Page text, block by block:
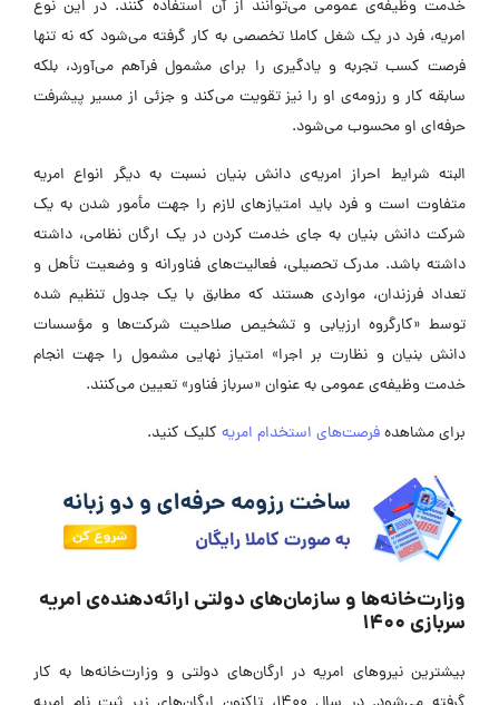
خدمت وظیفه‌ی عمومی می‌توانند از آن استفاده کنند. در این نوع
امریه، فرد در یک شغل کاملا تخصصی به کار گرفته می‌شود که نه تنها
فرصت کسب تجربه و یادگیری را برای مشمول فرآهم می‌آورد، بلکه
سابقه کار و رزومه‌ی او را نیز تقویت می‌کند و جزئی از مسیر پیشرفت
حرفه‌ای او محسوب می‌شود.
البته شرایط احراز امریه‌ی دانش‌ بنیان نسبت به دیگر انواع امریه
متفاوت است و فرد باید امتیازهای لازم را جهت مأمور شدن به یک
شرکت دانش‌ بنیان به جای خدمت کردن در یک ارگان نظامی، داشته
داشته باشد. مدرک تحصیلی، فعالیت‌های فناورانه و وضعیت تأهل و
تعداد فرزندان، مواردی هستند که مطابق با یک جدول تنظیم شده
توسط «کارگروه ارزیابی و تشخیص صلاحیت شرکت‌ها و مؤسسات
دانش‌ بنیان و نظارت بر اجرا» امتیاز نهایی مشمول را جهت انجام
خدمت وظیفه‌ی عمومی به عنوان «سرباز فناور» تعیین می‌کنند.
برای مشاهدهفرصت‌های استخدام امریه کلیک کنید.
وزارت‌خانه‌ها و سازمان‌های دولتی ارائه‌دهنده‌ی امریه
سربازی ۱۴۰۰
بیشترین نیروهای امریه در ارگان‌های دولتی و وزارت‌خانه‌ها به کار